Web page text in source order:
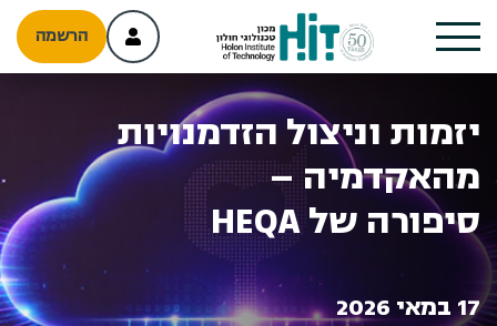
הרשמה
יזמות וניצול הזדמנויות
מהאקדמיה –
סיפורה של HEQA
17 במאי 2026